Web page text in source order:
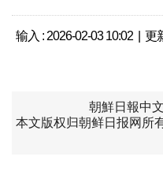
输入 : 2026-02-03 10:02 | 更
朝鮮日報中
本文版权归朝鲜日报网所